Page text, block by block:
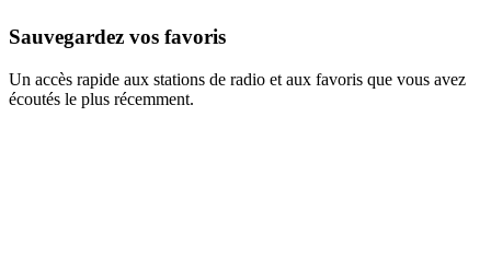
Sauvegardez vos favoris
Un accès rapide aux stations de radio et aux favoris que vous avez
écoutés le plus récemment.